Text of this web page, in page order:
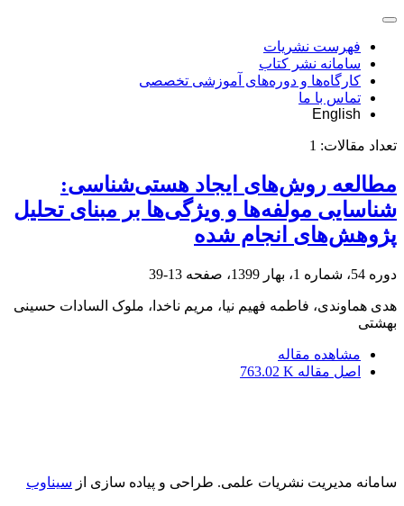
فهرست نشریات
سامانه نشر کتاب
کارگاه‌ها و دوره‌های آموزشی تخصصی
تماس با ما
English
تعداد مقالات: 1
مطالعه روش‌های ایجاد هستی‌شناسی:
شناسایی مولفه‌ها و ویژگی‌ها بر مبنای تحلیل
پژوهش‌های انجام شده
دوره 54، شماره 1، بهار 1399، صفحه 13-39
هدی هماوندی، فاطمه فهیم نیا، مریم ناخدا، ملوک السادات حسینی
بهشتی
مشاهده مقاله
اصل مقاله 763.02 K
سامانه مدیریت نشریات علمی. طراحی و پیاده سازی از سیناوب